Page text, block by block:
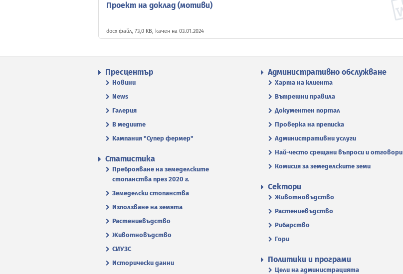
Проект на доклад (мотиви)
docx файл, 73,0 KB, качен на 03.01.2024
Пресцентър
Новини
News
Галерия
В медиите
Кампания "Супер фермер"
Административно обслужване
Харта на клиента
Вътрешни правила
Документен портал
Проверка на преписка
Административни услуги
Най-често срещани въпроси и отговори
Комисия за земеделските земи
Статистика
Преброяване на земеделските
стопанства през 2020 г.
Земеделски стопанства
Използване на земята
Растениевъдство
Животновъдство
СИУЗС
Исторически данни
Сектори
Животновъдство
Растениевъдство
Рибарство
Гори
Политики и програми
Цели на администрацията